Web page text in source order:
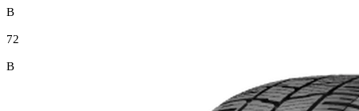
B
72
B